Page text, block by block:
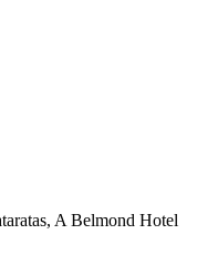
A Belmond Hotel